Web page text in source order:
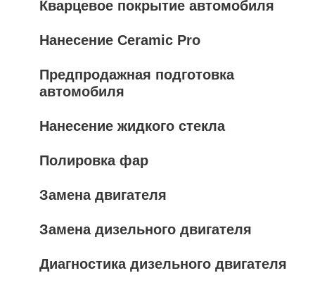
Кварцевое покрытие автомобиля
Нанесение Ceramic Pro
Предпродажная подготовка
автомобиля
Нанесение жидкого стекла
Полировка фар
Замена двигателя
Замена дизельного двигателя
Диагностика дизельного двигателя